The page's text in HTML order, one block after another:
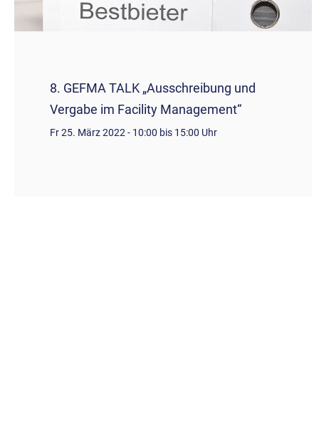
8. GEFMA TALK „Ausschreibung und
Vergabe im Facility Management“
Fr 25. März 2022 - 10:00 bis 15:00 Uhr